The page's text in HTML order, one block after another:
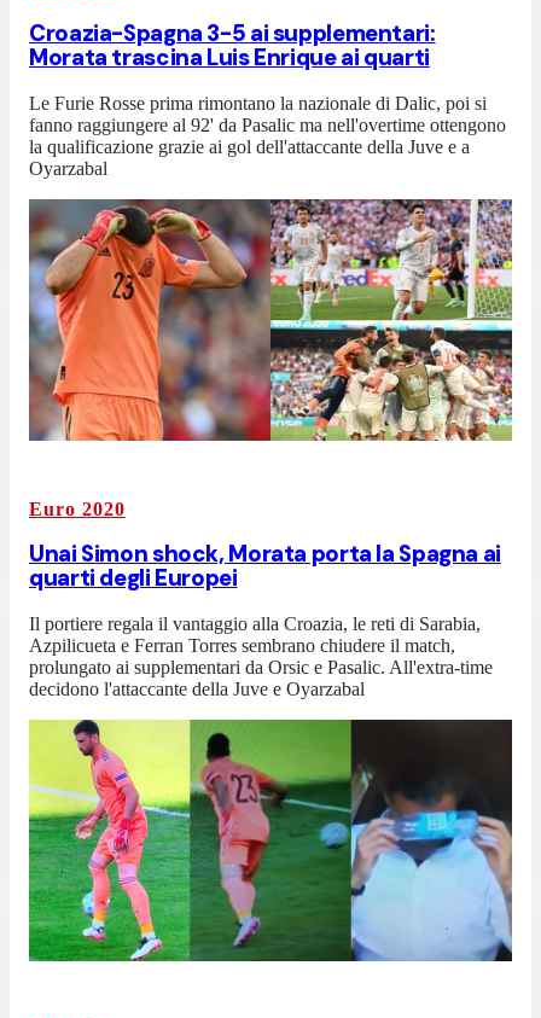
Croazia-Spagna 3-5 ai supplementari:
Morata trascina Luis Enrique ai quarti
Le Furie Rosse prima rimontano la nazionale di Dalic, poi si
fanno raggiungere al 92' da Pasalic ma nell'overtime ottengono
la qualificazione grazie ai gol dell'attaccante della Juve e a
Oyarzabal
Euro 2020
Unai Simon shock, Morata porta la Spagna ai
quarti degli Europei
Il portiere regala il vantaggio alla Croazia, le reti di Sarabia,
Azpilicueta e Ferran Torres sembrano chiudere il match,
prolungato ai supplementari da Orsic e Pasalic. All'extra-time
decidono l'attaccante della Juve e Oyarzabal